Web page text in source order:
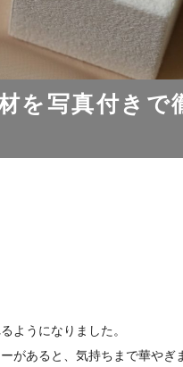
写真付きで
ようになりました。
があると、気持ちまで華やぎ